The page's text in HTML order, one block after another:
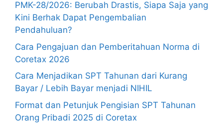
PMK-28/2026: Berubah Drastis, Siapa Saja yang
Kini Berhak Dapat Pengembalian
Pendahuluan?
Cara Pengajuan dan Pemberitahuan Norma di
Coretax 2026
Cara Menjadikan SPT Tahunan dari Kurang
Bayar / Lebih Bayar menjadi NIHIL
Format dan Petunjuk Pengisian SPT Tahunan
Orang Pribadi 2025 di Coretax